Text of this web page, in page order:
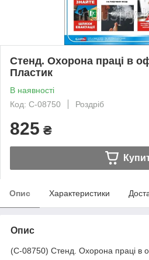
Стенд. Охорона праці в
Пластик
В наявності
Код: С-08750
Роздріб
825 ₴
Опис Характеристики
Опис
(С-08750) Стенд. Охорона праці в